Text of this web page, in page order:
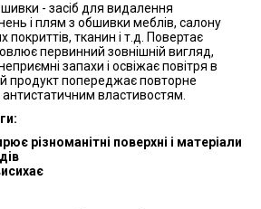
- засіб для видалення
і плям з обшивки меблів, салону
покриттів, тканин і т.д. Повертає
первинний зовнішній вигляд,
запахи і освіжає повітря в
продукт попереджає повторне
властивостям.
різноманітні поверхні і матеріали